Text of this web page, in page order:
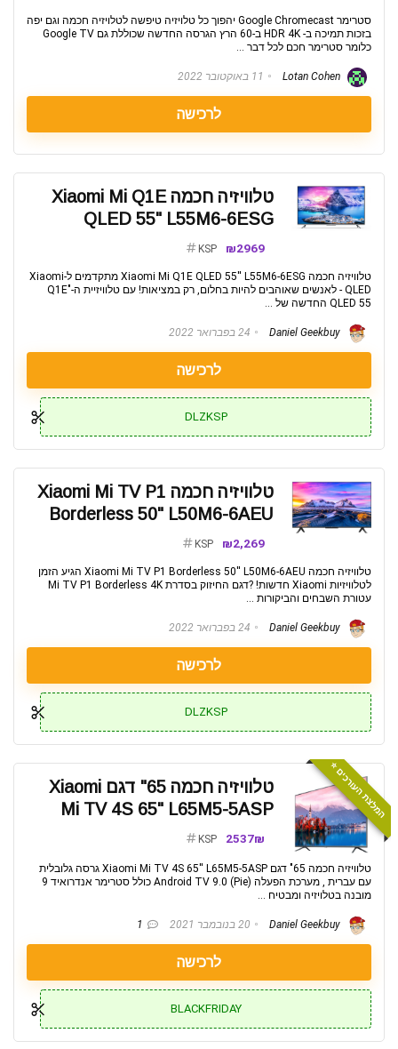
סטרימר Google Chromecast יהפוך כל טלויזיה טיפשה לטלויזיה חכמה וגם יפה
בזכות תמיכה ב- HDR 4K ב-60 הרץ הגרסה החדשה שכוללת גם Google TV
כלומר סטרימר חכם לכל דבר ...
11 באוקטובר 2022
לרכישה
טלוויזיה חכמה Xiaomi Mi Q1E
QLED 55" L55M6-6ESG
₪2969
KSP
טלוויזיה חכמה Xiaomi Mi Q1E QLED 55'' L55M6-6ESG מתקדמים ל-Xiaomi
QLED - לאנשים שאוהבים להיות בחלום, רק במציאות! עם טלוויזיית ה-"Q1E
QLED 55 החדשה של ...
24 בפברואר 2022
לרכישה
DLZKSP
טלוויזיה חכמה Xiaomi Mi TV P1
Borderless 50" L50M6-6AEU
₪2,269
KSP
טלוויזיה חכמה Xiaomi Mi TV P1 Borderless 50'' L50M6-6AEU הגיע הזמן
לטלוויזיות Xiaomi חדשות! ?דגם החיזוק בסדרת Mi TV P1 Borderless 4K
עטורת השבחים והביקורות ...
24 בפברואר 2022
לרכישה
DLZKSP
המלצת העורכים ⭐️
טלוויזיה חכמה 65" דגם Xiaomi
Mi TV 4S 65" L65M5-5ASP
2537₪
KSP
טלוויזיה חכמה 65" דגם Xiaomi Mi TV 4S 65'' L65M5-5ASP גרסה גלובלית
עם עברית , מערכת הפעלה (Android TV 9.0 (Pie כולל סטרימר אנדרואיד 9
מובנה בטלויזיה ומבטיח ...
20 בנובמבר 2021 1
לרכישה
BLACKFRIDAY